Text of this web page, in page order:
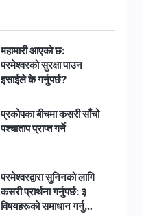
महामारी आएको छ:
परमेश्‍वरको सुरक्षा पाउन
इसाईले के गर्नुपर्छ?
प्रकोपका बीचमा कसरी साँचो
पश्चाताप प्राप्त गर्ने
परमेश्‍वरद्वारा सुनिनको लागि
कसरी प्रार्थना गर्नुपर्छ: ३
विषयहरूको समाधान गर्नु